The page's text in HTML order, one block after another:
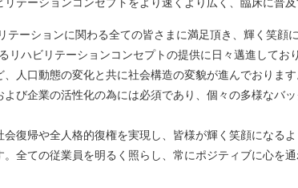
ーションに関わる全ての皆さまに満足頂き、輝く笑顔
リハビリテーションコンセプトの提供に日々邁進してお
人口動態の変化と共に社会構造の変貌が進んでおりま
び企業の活性化の為には必須であり、個々の多様なバ
復帰や全人格的復権を実現し、皆様が輝く笑顔になる
全ての従業員を明るく照らし、常にポジティブに心を